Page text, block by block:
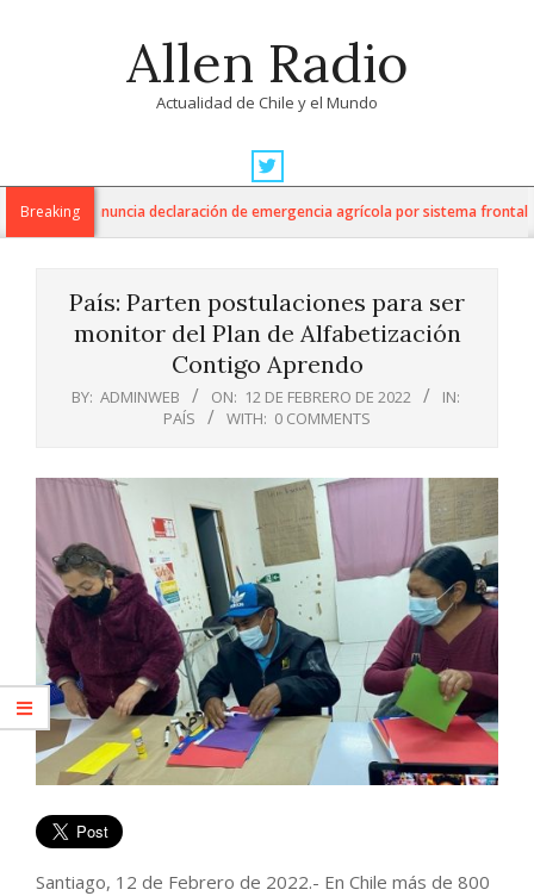
Allen Radio
Actualidad de Chile y el Mundo
Navigation
MenuBreakinganuncia declaración de emergencia agrícola por sistema frontal en
País: Parten postulaciones para ser
monitor del Plan de Alfabetización
Contigo Aprendo
BY: ADMINWEB ON: 12 DE FEBRERO DE 2022
IN:
PAÍS
WITH: 0 COMMENTS
Santiago, 12 de Febrero de 2022.- En Chile más de 800